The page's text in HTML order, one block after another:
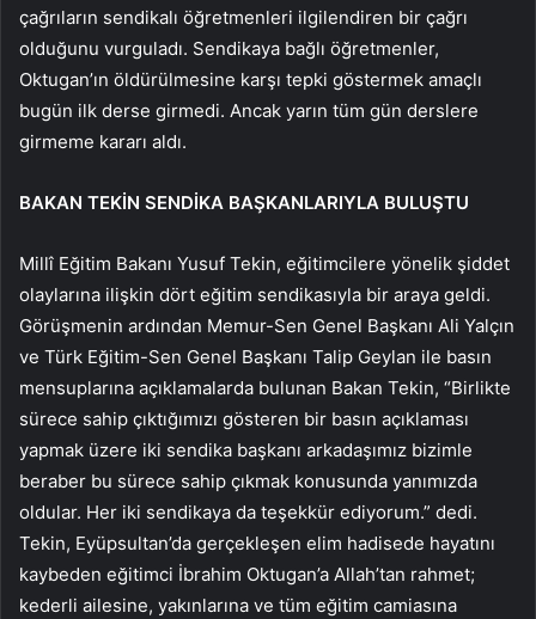
çağrıların sendikalı öğretmenleri ilgilendiren bir çağrı
olduğunu vurguladı. Sendikaya bağlı öğretmenler,
Oktugan’ın öldürülmesine karşı tepki göstermek amaçlı
bugün ilk derse girmedi. Ancak yarın tüm gün derslere
girmeme kararı aldı.
BAKAN TEKİN SENDİKA BAŞKANLARIYLA BULUŞTU
Millî Eğitim Bakanı Yusuf Tekin, eğitimcilere yönelik şiddet
olaylarına ilişkin dört eğitim sendikasıyla bir araya geldi.
Görüşmenin ardından Memur-Sen Genel Başkanı Ali Yalçın
ve Türk Eğitim-Sen Genel Başkanı Talip Geylan ile basın
mensuplarına açıklamalarda bulunan Bakan Tekin, “Birlikte
sürece sahip çıktığımızı gösteren bir basın açıklaması
yapmak üzere iki sendika başkanı arkadaşımız bizimle
beraber bu sürece sahip çıkmak konusunda yanımızda
oldular. Her iki sendikaya da teşekkür ediyorum.” dedi.
Tekin, Eyüpsultan’da gerçekleşen elim hadisede hayatını
kaybeden eğitimci İbrahim Oktugan’a Allah’tan rahmet;
kederli ailesine, yakınlarına ve tüm eğitim camiasına